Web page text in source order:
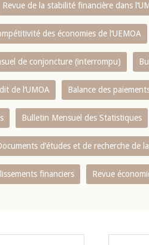
Revue de la stabilité financière dans
des économies de l‘UEMOA
de conjoncture (interrompu)
de l‘UMOA Balance des
Bulletin Mensuel des Statistiques
d’études et de recherche de
financiers Revue